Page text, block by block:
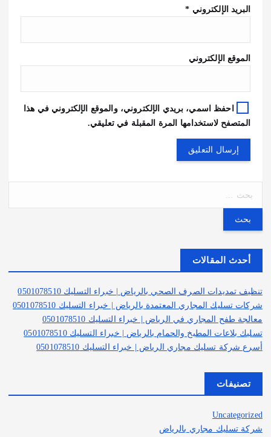
البريد الإلكتروني *
الموقع الإلكتروني
احفظ اسمي، بريدي الإلكتروني، والموقع الإلكتروني في هذا
المتصفح لاستخدامها المرة المقبلة في تعليقي.
ح
ن
أحدث المقالات
تنظيف تمديدات الصرف الصحي بالرياض | خبراء التسليك 0501078510
شركات تسليك المجاري المعتمدة بالرياض | خبراء التسليك 0501078510
معالجة طفح المجاري في الرياض | خبراء التسليك 0501078510
تسليك بلاعات المطبخ والحمام بالرياض | خبراء التسليك 0501078510
أسرع شركة تسليك مجاري الرياض | خبراء التسليك 0501078510
تصنيفات
Uncategorized
شركة تسليك مجاري بالرياض